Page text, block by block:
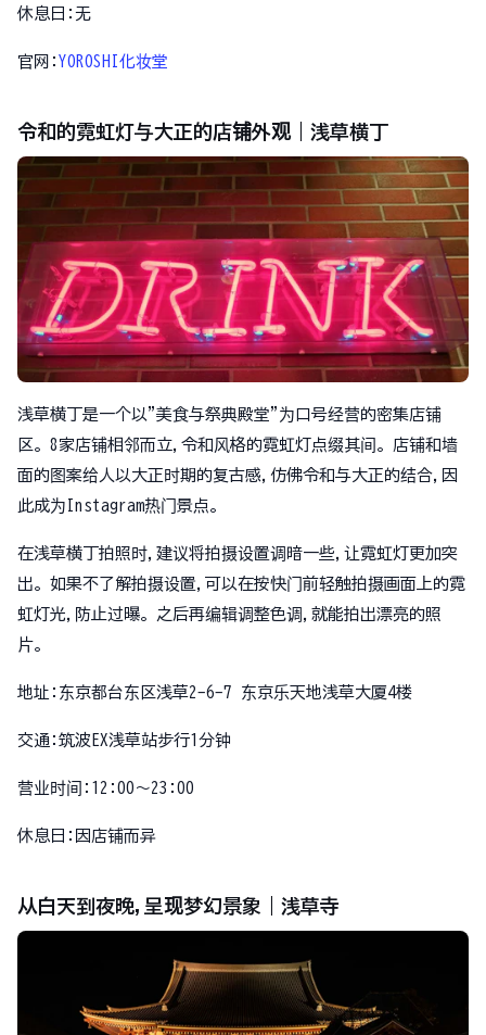
休息日:无
官网: YOROSHI化妆堂
令和的霓虹灯与大正的店铺外观｜浅草横丁
浅草横丁是一个以"美食与祭典殿堂"为口号经营的密集店铺
区。8家店铺相邻而立,令和风格的霓虹灯点缀其间。店铺和墙
面的图案给人以大正时期的复古感,仿佛令和与大正的结合,因
此成为Instagram热门景点。
在浅草横丁拍照时,建议将拍摄设置调暗一些,让霓虹灯更加突
出。如果不了解拍摄设置,可以在按快门前轻触拍摄画面上的霓
虹灯光,防止过曝。之后再编辑调整色调,就能拍出漂亮的照
片。
地址:东京都台东区浅草2-6-7 东京乐天地浅草大厦4楼
交通:筑波EX浅草站步行1分钟
营业时间:12:00～23:00
休息日:因店铺而异
从白天到夜晚,呈现梦幻景象｜浅草寺